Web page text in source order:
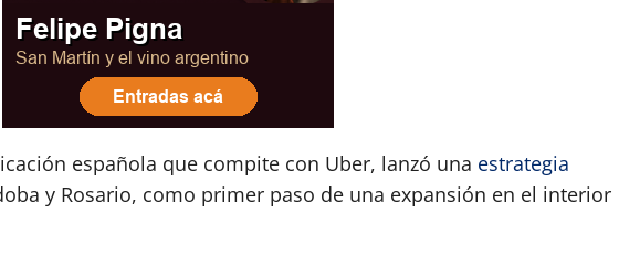
española que compite con Uber, lanzó una estrategia
y Rosario, como primer paso de una expansión en el interior